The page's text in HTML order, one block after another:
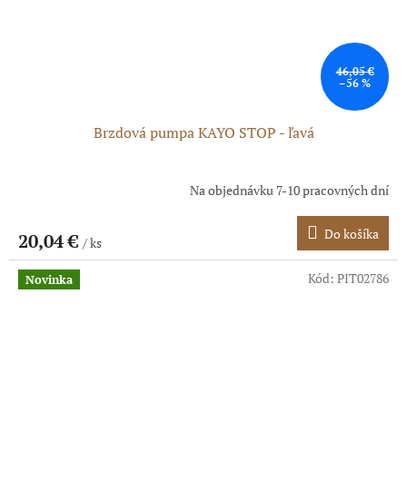
46,05 €
–56 %
Brzdová pumpa KAYO STOP - ľavá
Na objednávku 7-10 pracovných dní
20,04 € / ks
Do košíka
Novinka Kód: PIT02786